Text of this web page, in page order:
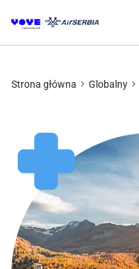
Strona główna Globalny